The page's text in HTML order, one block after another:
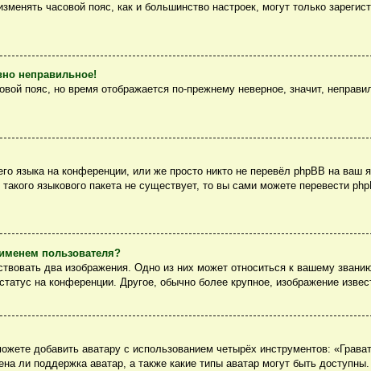
часовой пояс, как и большинство настроек, могут только
неправильное!
пояс, но время отображается по-прежнему неверное, значит,
языка на конференции, или же просто никто не перевёл phpBB на
языкового пакета не существует, то вы сами можете перевести
пользователя?
два изображения. Одно из них может относиться к вашему
на конференции. Другое, обычно более крупное, изображение
добавить аватару с использованием четырёх инструментов:
ли поддержка аватар, а также какие типы аватар могут быть